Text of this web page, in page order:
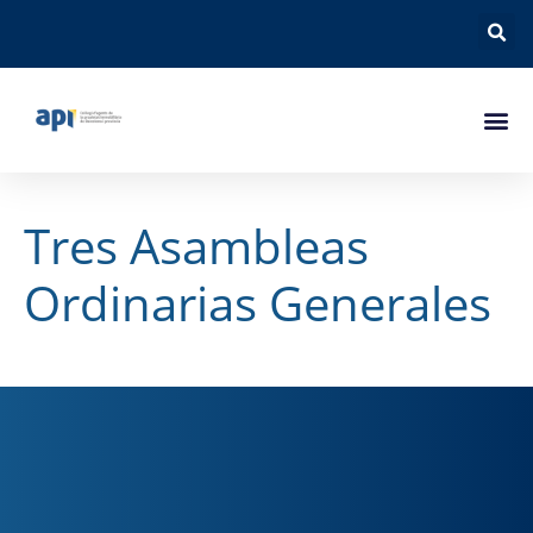
Tres Asambleas
Ordinarias Generales